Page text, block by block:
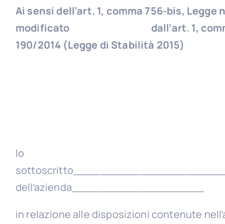
Ai sensi dell’art. 1, comma 756-bis, Legge
modificato dall’art. 1, comma
190/2014 (Legge di Stabilità 2015)
Io
dell’azienda____________________
in relazione alle disposizioni contenute